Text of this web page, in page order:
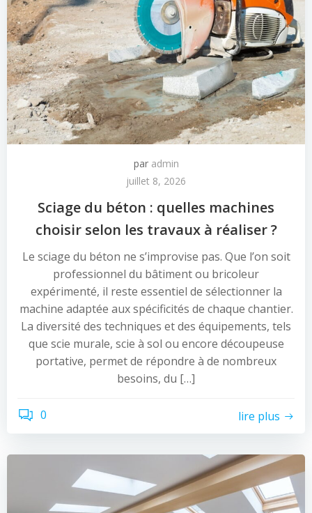
par admin
juillet 8, 2026
Sciage du béton : quelles machines
choisir selon les travaux à réaliser ?
Le sciage du béton ne s’improvise pas. Que l’on soit
professionnel du bâtiment ou bricoleur
expérimenté, il reste essentiel de sélectionner la
machine adaptée aux spécificités de chaque chantier.
La diversité des techniques et des équipements, tels
que scie murale, scie à sol ou encore découpeuse
portative, permet de répondre à de nombreux
besoins, du […]
0 lire plus